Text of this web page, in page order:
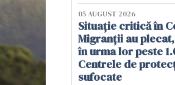
05 AUGUST 2026
Situație critică în
Migranții au
în urma lor peste
Centrele de
sufocate